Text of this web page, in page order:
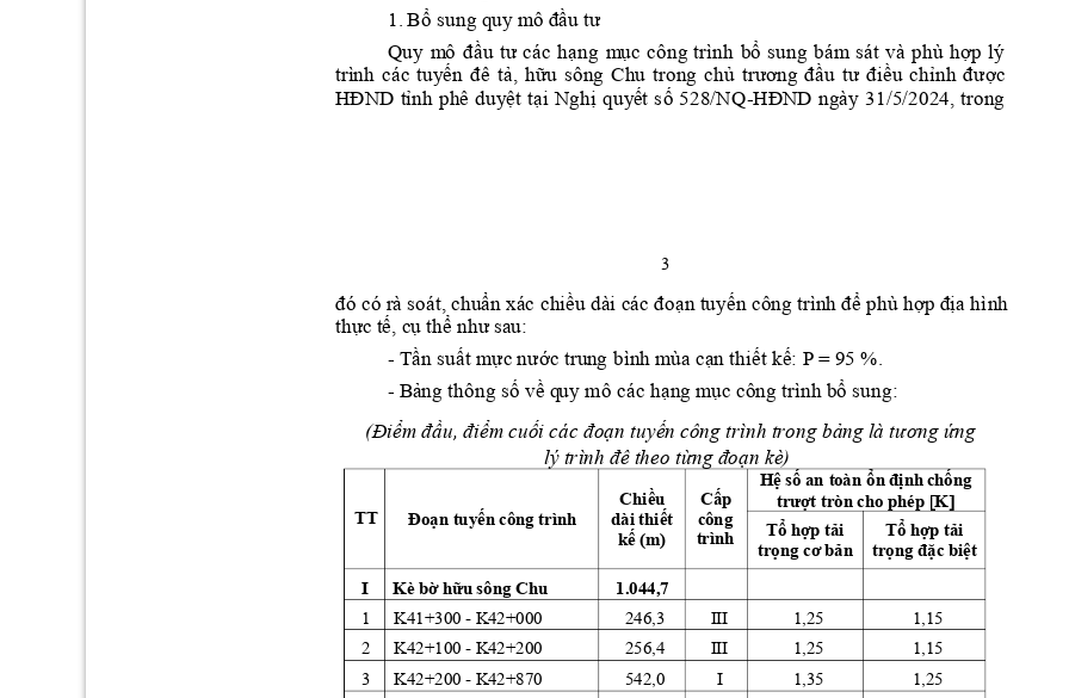
1. Bổ sung quy mô đầu tư
Quy mô đầu tư các hạng mục công trình bổ sung bám sát và phù hợp lý
trình các tuyến đê tả, hữu sông Chu trong chủ trương đầu tư điều chỉnh được
HĐND tỉnh phê duyệt tại Nghị quyết số 528/NQ-HĐND ngày 31/5/2024, trong
3
đó có rà soát, chuẩn xác chiều dài các đoạn tuyến công trình để phù hợp địa hình
thực tế, cụ thể như sau:
- Tần suất mực nước trung bình mùa cạn thiết kế: P = 95 %.
- Bảng thông số về quy mô các hạng mục công trình bổ sung:
(Điểm đầu, điểm cuối các đoạn tuyến công trình trong bảng là tương ứng
lý trình đê theo từng đoạn kè)
TT Đoạn tuyến công trình
Chiều
dài thiết
kế (m)
Cấp
công
trình
Hệ số an toàn ổn định chống
trượt tròn cho phép
K
Tổ hợp tải
trọng cơ bản
Tổ hợp tải
trọng đặc biệt
I Kè bờ hữu sông Chu 1.044,7
1 K41+300 - K42+000 246,3 III 1,25 1,15
2
K42+100 - K42+200 256,4 III 1,25 1,15
3
K42+200 - K42+870 542,0 I 1,35 1,25